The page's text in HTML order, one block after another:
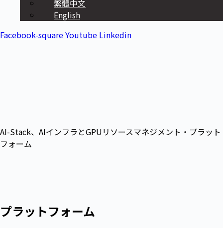
繁體中文
English
Facebook-squareYoutube Linkedin
AI-Stack、AIインフラとGPUリソースマネジメント・プラット
フォーム
プラットフォーム